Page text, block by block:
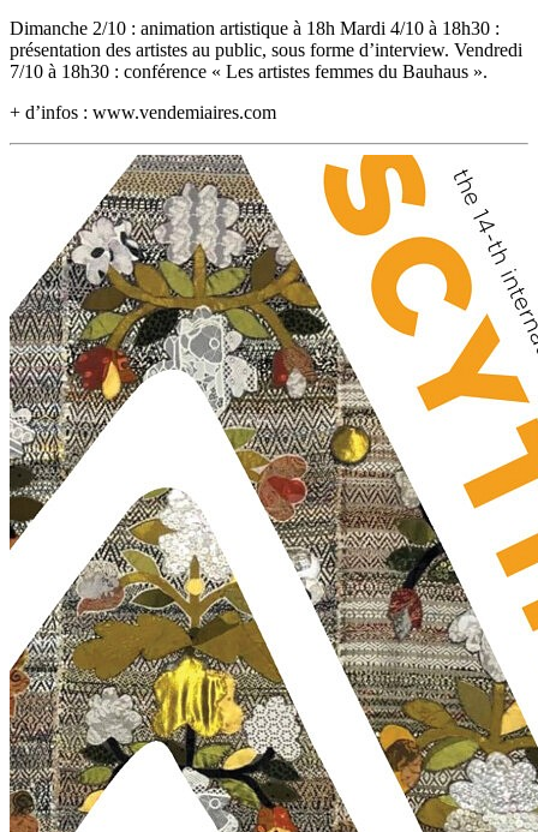
Dimanche 2/10 : animation artistique à 18h Mardi 4/10 à 18h30 :
présentation des artistes au public, sous forme d’interview. Vendredi
7/10 à 18h30 : conférence « Les artistes femmes du Bauhaus ».
+ d’infos : www.vendemiaires.com